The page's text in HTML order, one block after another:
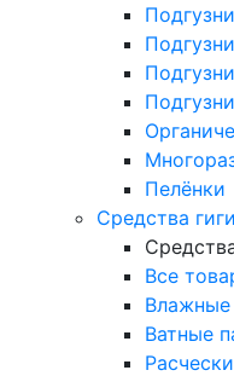
Пелёнки
Средства
Все
Влажные
Ватные